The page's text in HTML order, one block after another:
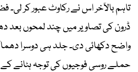
تاہم بالآخر اس نے رکاوٹ عبور کر لی۔
ڈرون کی تصاویر میں چند لمحوں بعد
واضح دکھائی دی۔ جلد ہی دوسرا
حملے روسی فوجیوں کی توجہ ہٹانے